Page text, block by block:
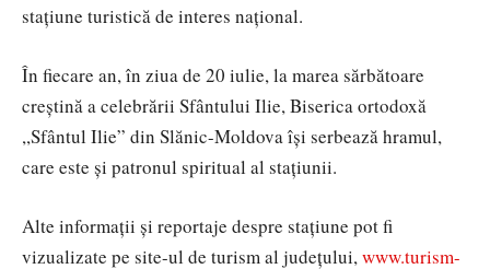
stațiune turistică de interes național.
În fiecare an, în ziua de 20 iulie, la marea sărbătoare
creștină a celebrării Sfântului Ilie, Biserica ortodoxă
,,Sfântul Ilie” din Slănic-Moldova își serbează hramul,
care este și patronul spiritual al stațiunii.
Alte informații și reportaje despre stațiune pot fi
vizualizate pe site-ul de turism al județului, www.turism-